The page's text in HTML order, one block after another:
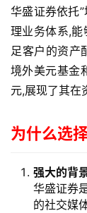
华盛证券依托
理业务体系,能
足客户的资产
境外美元基金
元,展现了其在
为什么选
强大的背
华盛证券
的社交媒